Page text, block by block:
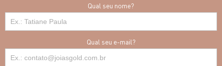
Qual seu nome?
Qual seu e-mail?